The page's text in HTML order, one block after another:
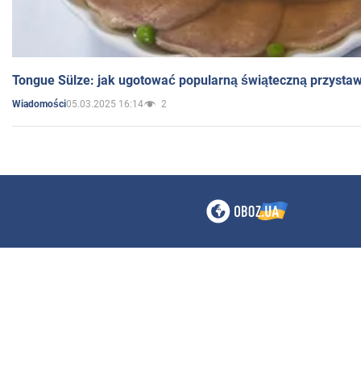
Tongue Sülze: jak ugotować popularną świąteczną
Wiadomości05.03.2025 16:14 2